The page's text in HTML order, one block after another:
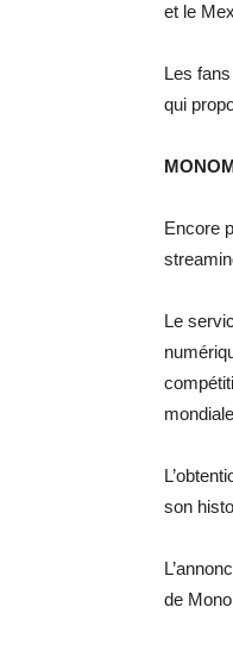
et le
Les
qui
Encore
Le
son
de